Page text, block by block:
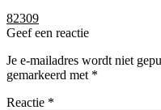
Bericht
navigatie
Vorig
bericht:
82309
Geef een reactie
Je e-mailadres wordt niet
gemarkeerd met *
Reactie *